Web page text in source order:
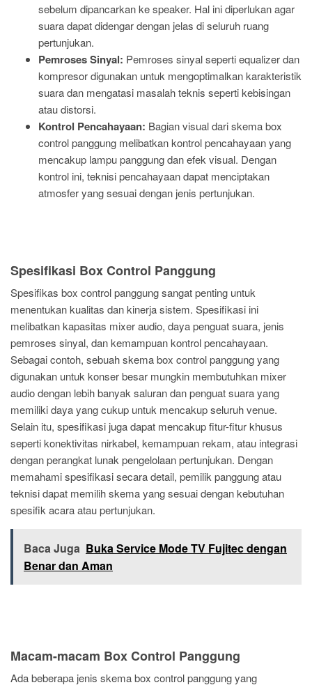
sebelum dipancarkan ke speaker. Hal ini diperlukan agar
suara dapat didengar dengan jelas di seluruh ruang
pertunjukan.
Pemroses Sinyal: Pemroses sinyal seperti equalizer dan
kompresor digunakan untuk mengoptimalkan karakteristik
suara dan mengatasi masalah teknis seperti kebisingan
atau distorsi.
Kontrol Pencahayaan: Bagian visual dari skema box
control panggung melibatkan kontrol pencahayaan yang
mencakup lampu panggung dan efek visual. Dengan
kontrol ini, teknisi pencahayaan dapat menciptakan
atmosfer yang sesuai dengan jenis pertunjukan.
Spesifikasi Box Control Panggung
Spesifikas box control panggung sangat penting untuk
menentukan kualitas dan kinerja sistem. Spesifikasi ini
melibatkan kapasitas mixer audio, daya penguat suara, jenis
pemroses sinyal, dan kemampuan kontrol pencahayaan.
Sebagai contoh, sebuah skema box control panggung yang
digunakan untuk konser besar mungkin membutuhkan mixer
audio dengan lebih banyak saluran dan penguat suara yang
memiliki daya yang cukup untuk mencakup seluruh venue.
Selain itu, spesifikasi juga dapat mencakup fitur-fitur khusus
seperti konektivitas nirkabel, kemampuan rekam, atau integrasi
dengan perangkat lunak pengelolaan pertunjukan. Dengan
memahami spesifikasi secara detail, pemilik panggung atau
teknisi dapat memilih skema yang sesuai dengan kebutuhan
spesifik acara atau pertunjukan.
Baca Juga Buka Service Mode TV Fujitec dengan
Benar dan Aman
Macam-macam Box Control Panggung
Ada beberapa jenis skema box control panggung yang